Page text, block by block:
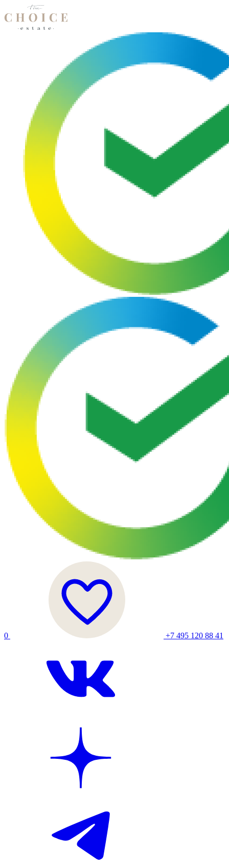
0 +7 495 120 88 41